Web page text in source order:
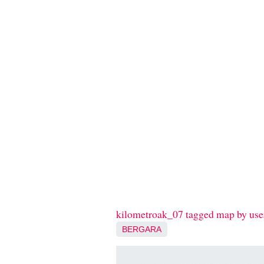
kilometroak_07 tagged map by
BERGARA